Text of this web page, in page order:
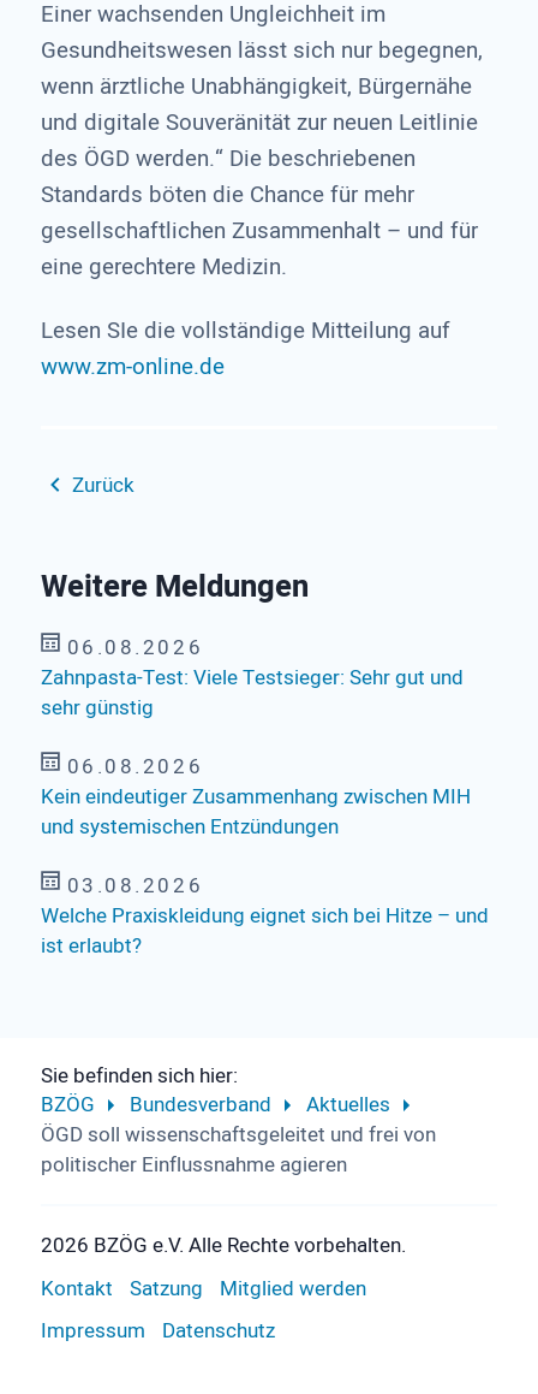
Einer wachsenden Ungleichheit im
Gesundheitswesen lässt sich nur begegnen,
wenn ärztliche Unabhängigkeit, Bürgernähe
und digitale Souveränität zur neuen Leitlinie
des ÖGD werden.“ Die beschriebenen
Standards böten die Chance für mehr
gesellschaftlichen Zusammenhalt – und für
eine gerechtere Medizin.
Lesen SIe die vollständige Mitteilung auf
www.zm-online.de
Zurück
Weitere Meldungen
06.08.2026
Zahnpasta-Test: Viele Testsieger: Sehr gut und
sehr günstig
06.08.2026
Kein eindeutiger Zusammenhang zwischen MIH
und systemischen Entzündungen
03.08.2026
Welche Praxiskleidung eignet sich bei Hitze – und
ist erlaubt?
Sie befinden sich hier:
BZÖG
Bundesverband
Aktuelles
ÖGD soll wissenschaftsgeleitet und frei von
politischer Einflussnahme agieren
2026 BZÖG e.V. Alle Rechte vorbehalten.
Kontakt Satzung
Mitglied werden
Impressum
Datenschutz